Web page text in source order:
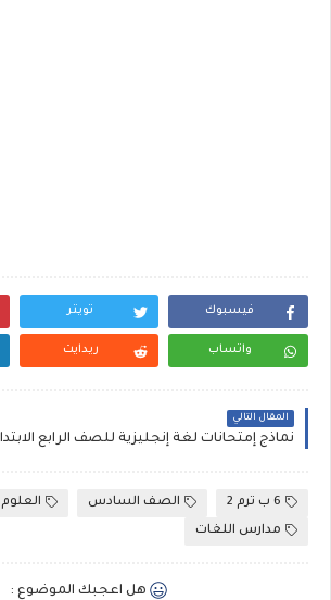
فيسبوك تويتر
واتساب ريدايت
المقال التالي
6 ب ترم 2 الصف السادس
العلوم
مدارس اللغات
هل اعجبك الموضوع :